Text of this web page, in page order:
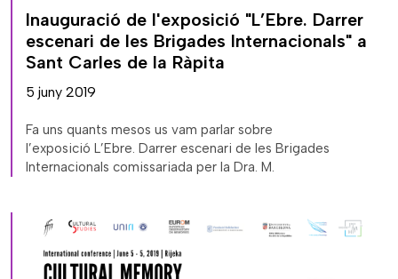
Inauguració de l'exposició "L’Ebre. Darrer
escenari de les Brigades Internacionals" a
Sant Carles de la Ràpita
5 juny 2019
Fa uns quants mesos us vam parlar sobre
l’exposició L’Ebre. Darrer escenari de les Brigades
Internacionals comissariada per la Dra. M.